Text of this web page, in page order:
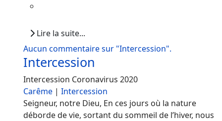
Lire la suite...
Aucun commentaire sur "Intercession".
Intercession
Intercession Coronavirus 2020
Carême | Intercession
Seigneur, notre Dieu, En ces jours où la nature
déborde de vie, sortant du sommeil de l’hiver, nous